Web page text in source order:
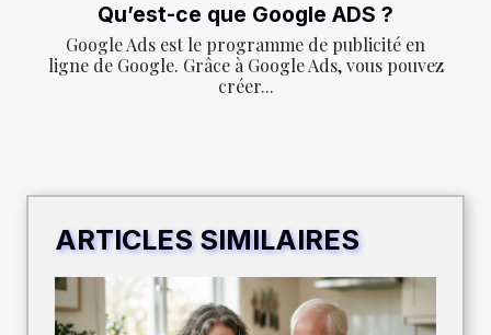
Qu’est-ce que Google ADS ?
Google Ads est le programme de publicité en
ligne de Google. Grâce à Google Ads, vous pouvez
créer...
ARTICLES SIMILAIRES